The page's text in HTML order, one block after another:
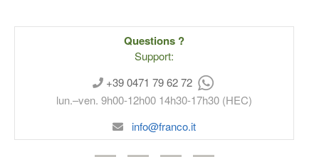
Questions ?
Support:
+39 0471 79 62 72
lun.–ven. 9h00-12h00 14h30-17h30 (HEC)
info@franco.it